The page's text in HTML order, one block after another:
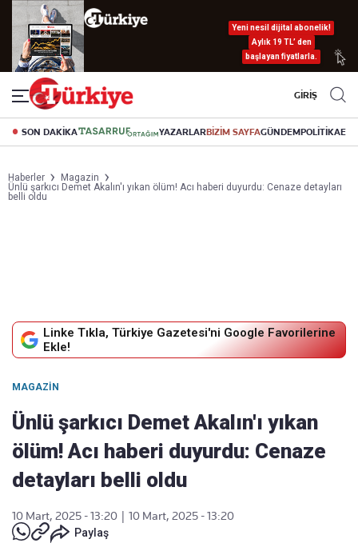
Yeni nesil dijital abonelik!
Aylık 19 TL’ den
başlayan fiyatlarla.
GİRİŞ
SON DAKİKA YAZARLARBİZİM SAYFAGÜNDEMPOLİTİKA
Haberler
Magazin
Ünlü şarkıcı Demet Akalın'ı yıkan ölüm! Acı haberi duyurdu: Cenaze detayları
belli oldu
Linke Tıkla, Türkiye Gazetesi'ni Google Favorilerine
Ekle!
MAGAZIN
Ünlü şarkıcı Demet Akalın'ı yıkan
ölüm! Acı haberi duyurdu: Cenaze
detayları belli oldu
10 Mart, 2025 - 13:20
10 Mart, 2025 - 13:20
Paylaş